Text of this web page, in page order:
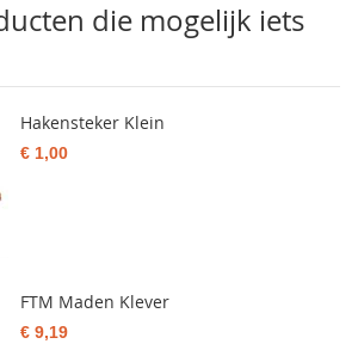
die mogelijk iets
Hakensteker Klein
€ 1,00
FTM Maden Klever
€ 9,19